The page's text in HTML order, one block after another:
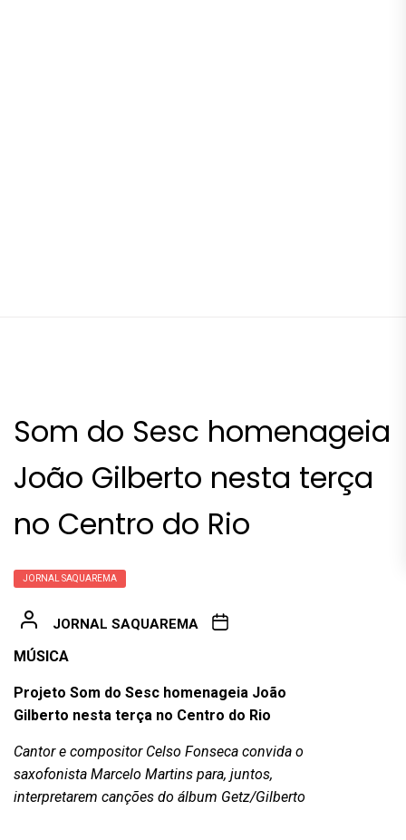
Som do Sesc homenageia
João Gilberto nesta terça
no Centro do Rio
JORNAL SAQUAREMA
JORNAL SAQUAREMA
MÚSICA
Projeto Som do Sesc homenageia João
Gilberto nesta terça no Centro do Rio
Cantor e compositor Celso Fonseca convida o
saxofonista Marcelo Martins para, juntos,
interpretarem canções do álbum Getz/Gilberto